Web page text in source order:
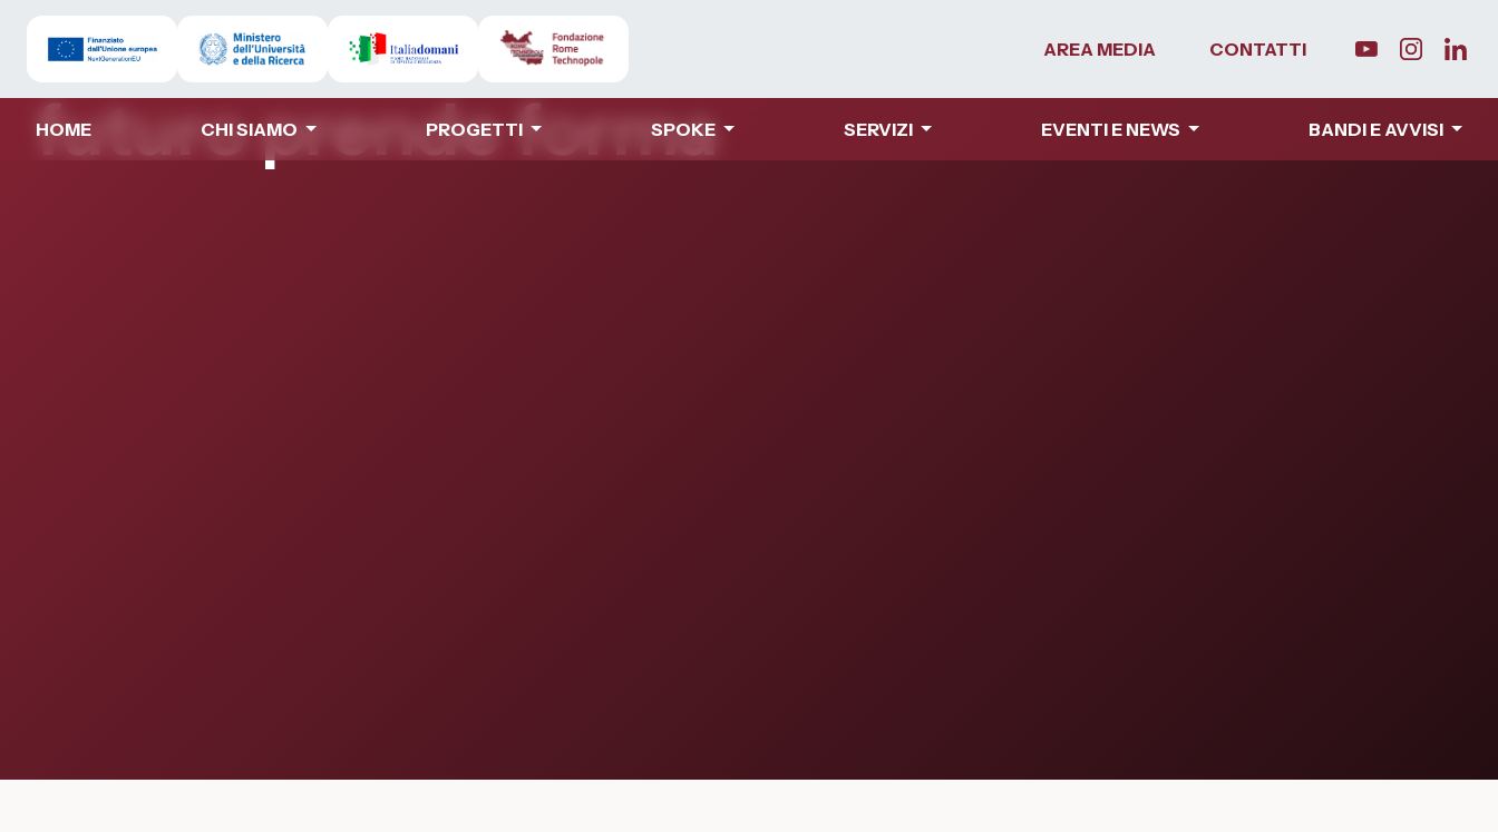
AREA MEDIA CONTATTI
HOME CHI SIAMO PROGETTI SPOKE SERVIZI EVENTI E NEWS BANDI E AVVISI
Rome Technopole: dove il
futuro prende forma